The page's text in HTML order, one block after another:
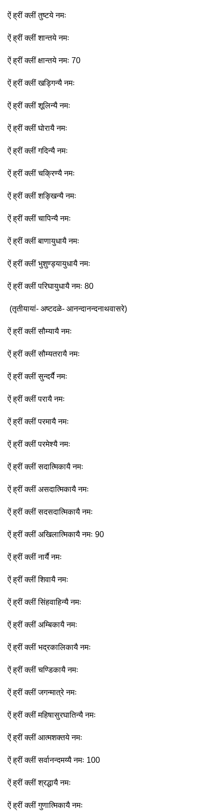
ऐं ह्रीं क्लीं तुष्टये नमः
ऐं ह्रीं क्लीं शान्तये नमः
ऐं ह्रीं क्लीं क्षान्तये नमः 70
ऐं ह्रीं क्लीं खड्गिन्यै नमः
ऐं ह्रीं क्लीं शूलिन्यै नमः
ऐं ह्रीं क्लीं घोरायै नमः
ऐं ह्रीं क्लीं गदिन्यै नमः
ऐं ह्रीं क्लीं चक्रिण्यै नमः
ऐं ह्रीं क्लीं शङ्खिन्यै नमः
ऐं ह्रीं क्लीं चापिन्यै नमः
ऐं ह्रीं क्लीं बाणायुधायै नमः
ऐं ह्रीं क्लीं भुशुण्ड्यायुधायै नमः
ऐं ह्रीं क्लीं परिघायुधायै नमः 80
(तृतीयायां- अष्टदळे- आनन्दानन्दनाथवासरे)
ऐं ह्रीं क्लीं सौम्यायै नमः
ऐं ह्रीं क्लीं सौम्यतरायै नमः
ऐं ह्रीं क्लीं सुन्दर्यै नमः
ऐं ह्रीं क्लीं परायै नमः
ऐं ह्रीं क्लीं परमायै नमः
ऐं ह्रीं क्लीं परमेश्यै नमः
ऐं ह्रीं क्लीं सदात्मिकायै नमः
ऐं ह्रीं क्लीं असदात्मिकायै नमः
ऐं ह्रीं क्लीं सदसदात्मिकायै नमः
ऐं ह्रीं क्लीं अखिलात्मिकायै नमः 90
ऐं ह्रीं क्लीं नार्यै नमः
ऐं ह्रीं क्लीं शिवायै नमः
ऐं ह्रीं क्लीं सिंहवाहिन्यै नमः
ऐं ह्रीं क्लीं अम्बिकायै नमः
ऐं ह्रीं क्लीं भद्रकालिकायै नमः
ऐं ह्रीं क्लीं चण्डिकायै नमः
ऐं ह्रीं क्लीं जगन्मात्रे नमः
ऐं ह्रीं क्लीं महिषासुरघातिन्यै नमः
ऐं ह्रीं क्लीं आत्मशक्तये नमः
ऐं ह्रीं क्लीं सर्वानन्दमय्यै नमः 100
ऐं ह्रीं क्लीं श्रद्धायै नमः
ऐं ह्रीं क्लीं गुणात्मिकायै नमः